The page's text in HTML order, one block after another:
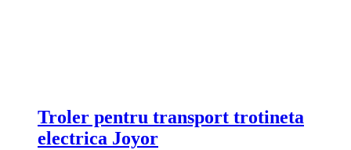
Troler pentru transport trotineta
electrica Joyor